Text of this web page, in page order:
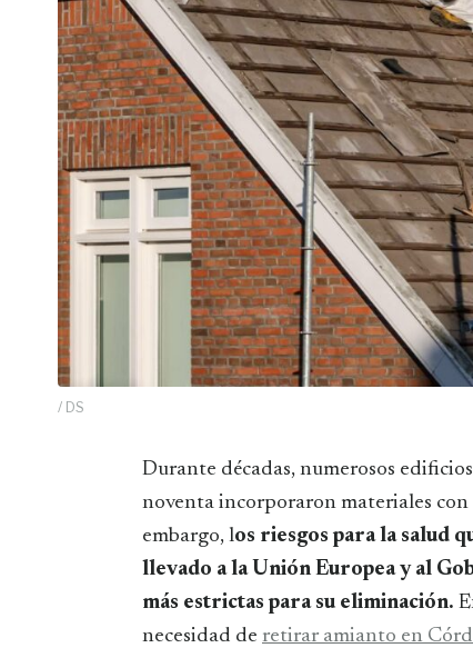
/ DS
Durante décadas, numerosos edificios e infraestructuras construidos antes de los años
noventa incorporaron materiales con
embargo, los riesgos para la salud
llevado a la Unión Europea y al
más estrictas para su eliminación.
necesidad de retirar amianto en